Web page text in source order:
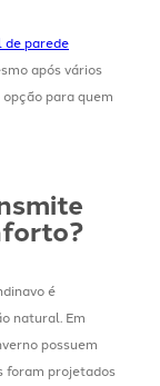
de parede
após vários
para quem
é
natural. Em
possuem
foram projetados